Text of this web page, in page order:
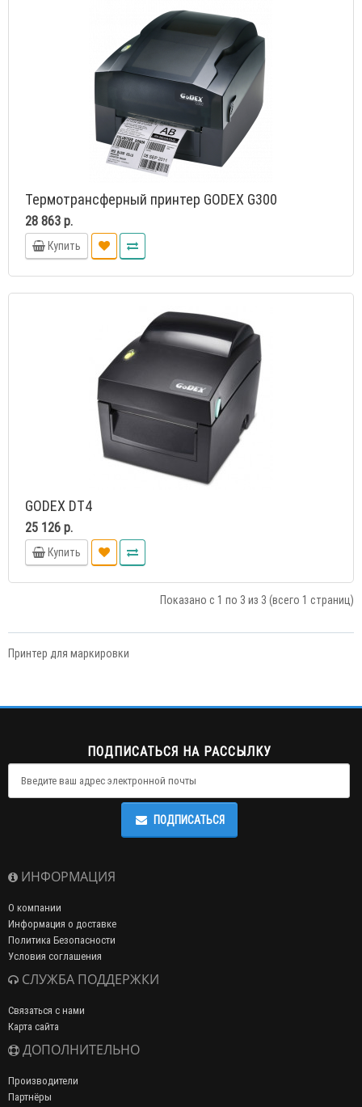
Термотрансферный принтер GODEX G300
28 863 р.
Купить
GODEX DT4
25 126 р.
Купить
Показано с 1 по 3 из 3 (всего 1 страниц)
Принтер для маркировки
ПОДПИСАТЬСЯ НА РАССЫЛКУ
ПОДПИСАТЬСЯ
ИНФОРМАЦИЯ
О компании
Информация о доставке
Политика Безопасности
Условия соглашения
СЛУЖБА ПОДДЕРЖКИ
Связаться с нами
Карта сайта
ДОПОЛНИТЕЛЬНО
Производители
Партнёры